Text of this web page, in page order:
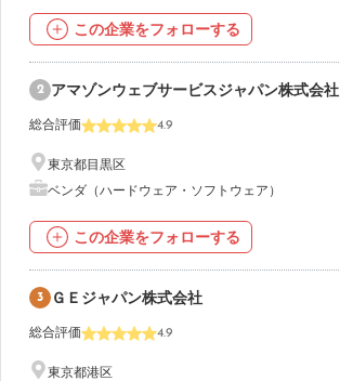
この企業をフォローする
2 アマゾンウェブサービスジャパン株式会社
総合評価 4.9
東京都目黒区
ベンダ（ハードウェア・ソフトウェア）
この企業をフォローする
3 ＧＥジャパン株式会社
総合評価 4.9
東京都港区